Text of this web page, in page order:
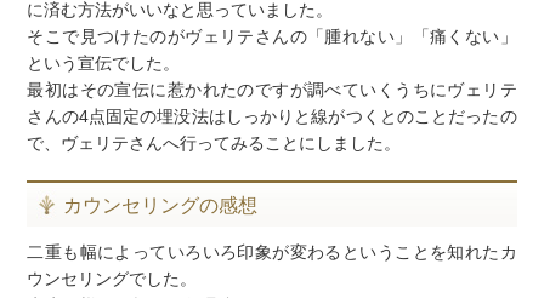
に済む方法がいいなと思っていました。
そこで見つけたのがヴェリテさんの「腫れない」「痛くない」
という宣伝でした。
最初はその宣伝に惹かれたのですが調べていくうちにヴェリテ
さんの4点固定の埋没法はしっかりと線がつくとのことだったの
で、ヴェリテさんへ行ってみることにしました。
カウンセリングの感想
二重も幅によっていろいろ印象が変わるということを知れたカ
ウンセリングでした。